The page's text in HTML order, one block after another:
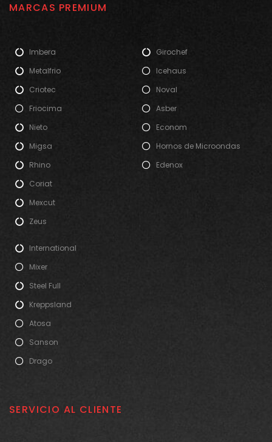
MARCAS PREMIUM
Imbera
Metalfrio
Criotec
Friocima
Nieto
Migsa
Rhino
Coriat
Mexcut
Zeus
Girochef
Icehaus
Noval
Asber
Econom
Hornos de Microondas
Edenox
International
Mixer
Steel Full
Kreppsland
Atosa
Sanson
Drago
SERVICIO AL CLIENTE